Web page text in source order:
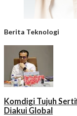
Berita Teknologi
Komdigi Tujuh
Diakui Global